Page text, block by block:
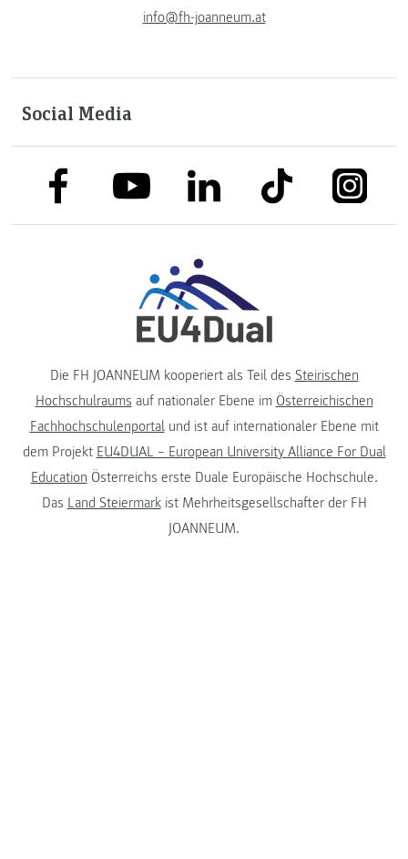
info@fh-joanneum.at
Social Media
link to facebooklink to youtubelink to linkedinlink to tiktok link to
Die FH JOANNEUM kooperiert als Teil des Steirischen
Hochschulraums auf nationaler Ebene im Österreichischen
Fachhochschulenportalund ist auf internationaler Ebene mit
dem Projekt EU4DUAL – European University Alliance For Dual
Education Österreichs erste Duale Europäische Hochschule.
Das Land Steiermarkist Mehrheitsgesellschafter der FH
JOANNEUM.